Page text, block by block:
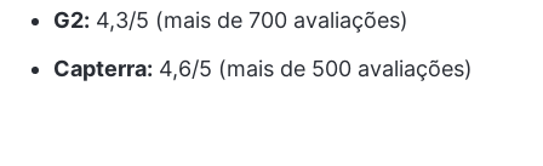
G2: 4,3/5 (mais de 700 avaliações)
Capterra: 4,6/5 (mais de 500 avaliações)